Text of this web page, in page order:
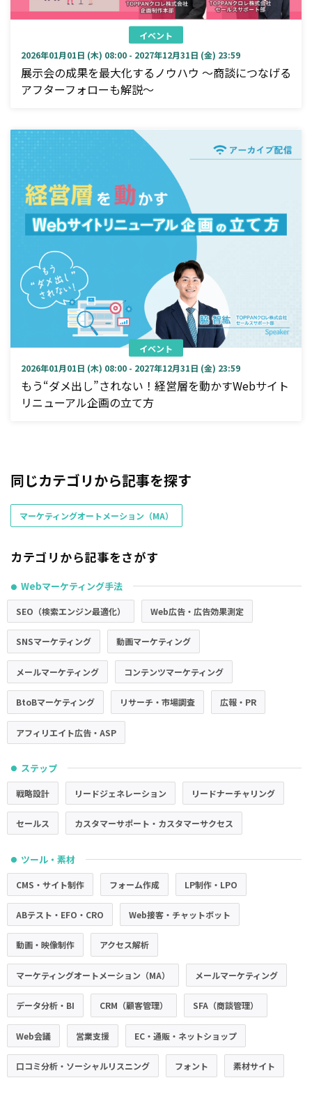
イベント
2026年01月01日 (木) 08:00 - 2027年12月31日 (金) 23:59
展示会の成果を最大化するノウハウ ～商談につなげる
アフターフォローも解説～
イベント
2026年01月01日 (木) 08:00 - 2027年12月31日 (金) 23:59
もう“ダメ出し”されない！経営層を動かすWebサイト
リニューアル企画の立て方
同じカテゴリから記事を探す
マーケティングオートメーション（MA）
カテゴリから記事をさがす
● Webマーケティング手法
SEO（検索エンジン最適化） Web広告・広告効果測定
SNSマーケティング 動画マーケティング
メールマーケティング コンテンツマーケティング
BtoBマーケティング リサーチ・市場調査 広報・PR
アフィリエイト広告・ASP
● ステップ
戦略設計 リードジェネレーション リードナーチャリング
セールス カスタマーサポート・カスタマーサクセス
● ツール・素材
CMS・サイト制作 フォーム作成 LP制作・LPO
ABテスト・EFO・CRO Web接客・チャットボット
動画・映像制作 アクセス解析
マーケティングオートメーション（MA） メールマーケティング
データ分析・BI CRM（顧客管理） SFA（商談管理）
Web会議 営業支援 EC・通販・ネットショップ
口コミ分析・ソーシャルリスニング フォント 素材サイト